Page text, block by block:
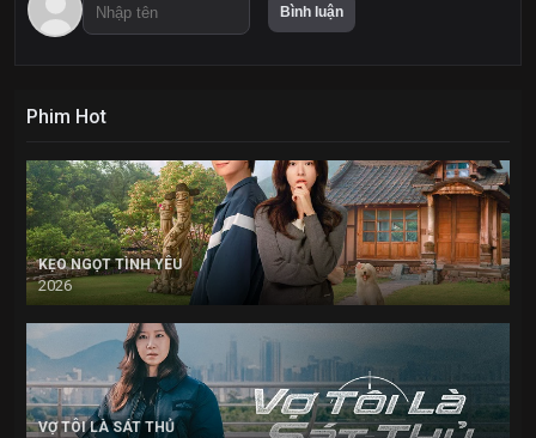
Phim Hot
KẸO NGỌT TÌNH YÊU
2026
VỢ TÔI LÀ SÁT THỦ